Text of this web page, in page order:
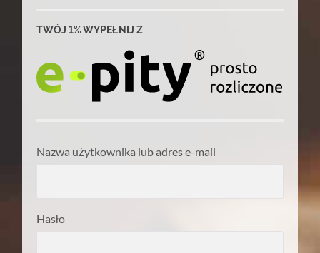
TWÓJ 1% WYPEŁNIJ Z
Nazwa użytkownika lub adres e-mail
Hasło